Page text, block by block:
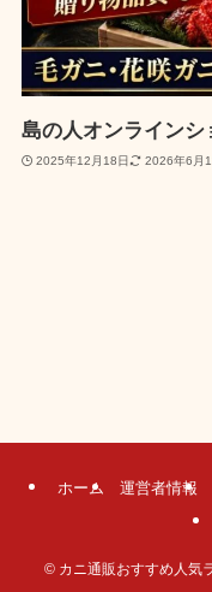
島の人オンラインシ
2025年12月18日 2026年6月
ホーム 運営者情報
© カニ通販おすすめ人気